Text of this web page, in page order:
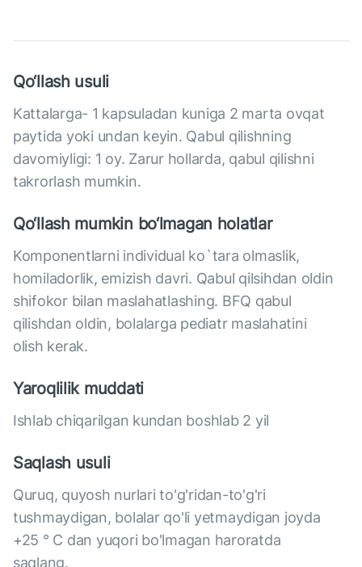
Qo‘llash usuli
Kattalarga- 1 kapsuladan kuniga 2 marta ovqat
paytida yoki undan keyin. Qabul qilishning
davomiyligi: 1 oy. Zarur hollarda, qabul qilishni
takrorlash mumkin.
Qo‘llash mumkin bo‘lmagan holatlar
Komponentlarni individual ko`tara olmaslik,
homiladorlik, emizish davri. Qabul qilsihdan oldin
shifokor bilan maslahatlashing. BFQ qabul
qilishdan oldin, bolalarga pediatr maslahatini
olish kerak.
Yaroqlilik muddati
Ishlab chiqarilgan kundan boshlab 2 yil
Saqlash usuli
Quruq, quyosh nurlari to'g'ridan-to'g'ri
tushmaydigan, bolalar qo'li yetmaydigan joyda
+25 ° C dan yuqori bo'lmagan haroratda
saqlang.